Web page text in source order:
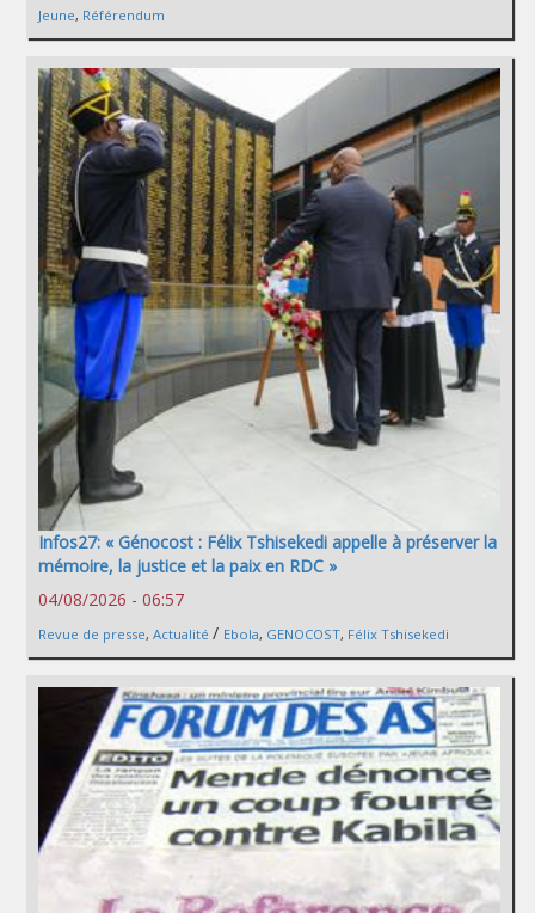
Jeune, Référendum
Infos27: « Génocost : Félix Tshisekedi appelle à préserver la
mémoire, la justice et la paix en RDC »
04/08/2026 - 06:57
Revue de presse, Actualité / Ebola, GENOCOST, Félix Tshisekedi